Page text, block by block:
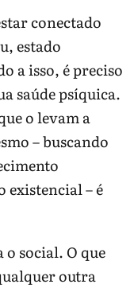
conectado
estado
a isso, é preciso
saúde psíquica.
o levam a
– buscando
existencial – é
social. O que
outra